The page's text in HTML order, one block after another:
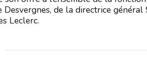
de la directrice
Leclerc.